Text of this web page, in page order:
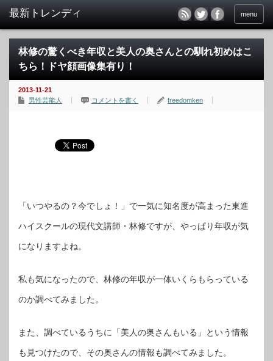
menu
林修の驚くべき年収と美人の奥さんとの馴れ初めはこ
ちら！ドヤ顔画像集有り！
2013-11-21
男性芸能人
コメントを書く freedomken
「いつやるの？今でしょ！」で一気に知名度が高まった東進
ハイスクールの現代文講師・林修ですが、やっぱり年収が気
になりますよね。
私も気になったので、林修の年収が一体いくらもらっている
のか調べてみました。
また、調べているうちに「美人の奥さんもいる」という情報
も見つけたので、その奥さんの情報も調べてみました。